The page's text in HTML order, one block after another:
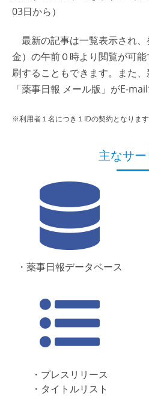
03日から）
最新の記事は一覧表示され、
金）の午前０時より閲覧が可
刷することもできます。また
「薬事日報 メール版」がE-
※利用者１名につき１IDの契約となります
主なサ
・薬事日報データベース
・プレスリリース
・タイトルリスト